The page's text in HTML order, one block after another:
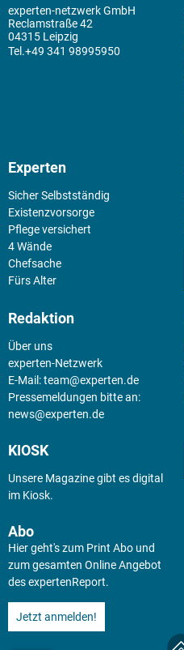
experten-netzwerk GmbH
Reclamstraße 42
04315 Leipzig
+49 341 98995950
Experten
Sicher Selbstständig
Existenz­vorsorge
Pflege versichert
4 Wände
Chefsache
Fürs Alter
Redaktion
Über uns
experten-Netzwerk
E-Mail:team@experten.de
Pressemeldungen bitte an:
news@experten.de
KIOSK
Unsere Magazine gibt es digital
im Kiosk.
Abo
Hier geht's zum Print Abo und
zum gesamten Online Angebot
des expertenReport.
Jetzt anmelden!